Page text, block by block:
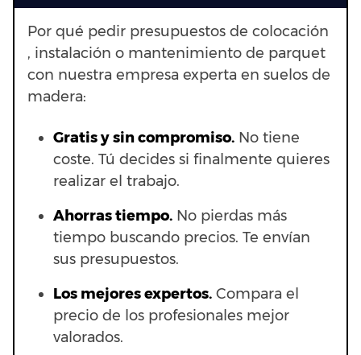
Por qué pedir presupuestos de colocación
, instalación o mantenimiento de parquet
con nuestra empresa experta en suelos de
madera:
Gratis y sin compromiso. No tiene
coste. Tú decides si finalmente quieres
realizar el trabajo.
Ahorras tiempo. No pierdas más
tiempo buscando precios. Te envían
sus presupuestos.
Los mejores expertos. Compara el
precio de los profesionales mejor
valorados.